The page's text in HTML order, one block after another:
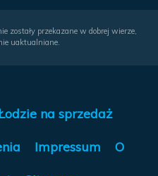
zostały przekazane w dobrej wierze,
uaktualniane.
na sprzedaż
Impressum O